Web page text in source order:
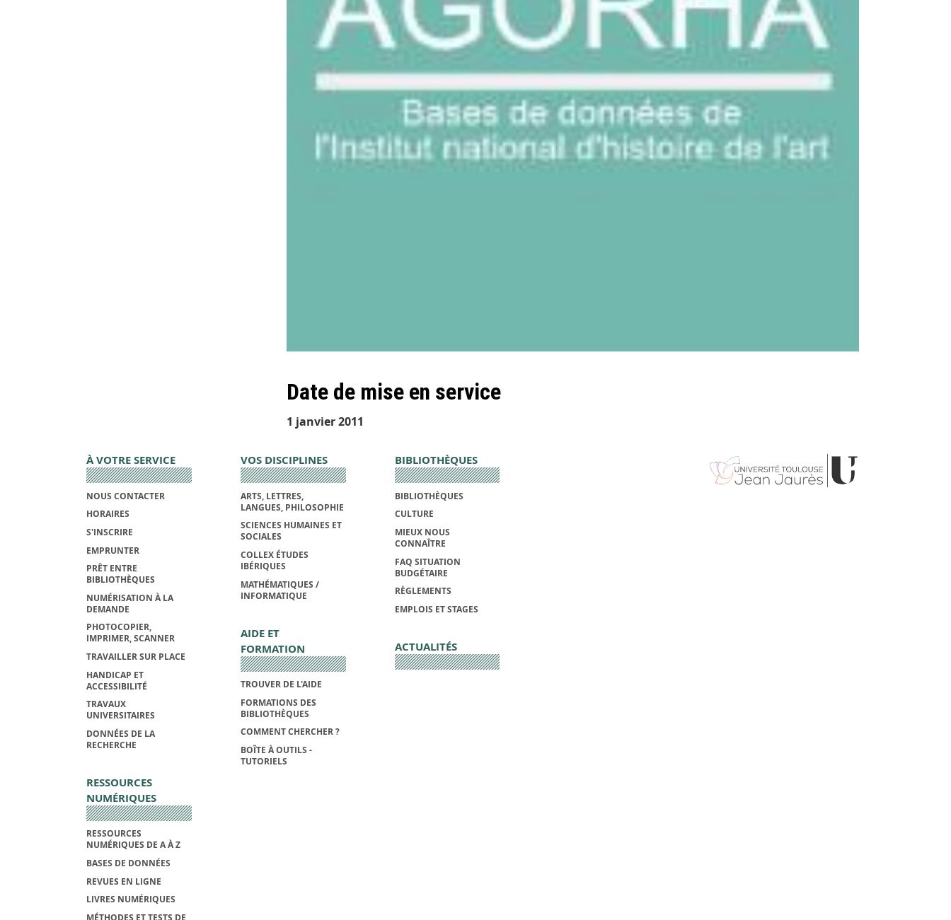
Date de mise en service
1 janvier 2011
À VOTRE SERVICE
NOUS CONTACTER
HORAIRES
S'INSCRIRE
EMPRUNTER
PRÊT ENTRE
BIBLIOTHÈQUES
NUMÉRISATION À LA
DEMANDE
PHOTOCOPIER,
IMPRIMER, SCANNER
TRAVAILLER SUR PLACE
HANDICAP ET
ACCESSIBILITÉ
TRAVAUX
UNIVERSITAIRES
DONNÉES DE LA
RECHERCHE
RESSOURCES
NUMÉRIQUES
RESSOURCES
NUMÉRIQUES DE A À Z
BASES DE DONNÉES
REVUES EN LIGNE
LIVRES NUMÉRIQUES
MÉTHODES ET TESTS DE
VOS DISCIPLINES
ARTS, LETTRES,
LANGUES, PHILOSOPHIE
SCIENCES HUMAINES ET
SOCIALES
COLLEX ÉTUDES
IBÉRIQUES
MATHÉMATIQUES /
INFORMATIQUE
AIDE ET
FORMATION
TROUVER DE L'AIDE
FORMATIONS DES
BIBLIOTHÈQUES
COMMENT CHERCHER ?
BOÎTE À OUTILS -
TUTORIELS
BIBLIOTHÈQUES
BIBLIOTHÈQUES
CULTURE
MIEUX NOUS
CONNAÎTRE
FAQ SITUATION
BUDGÉTAIRE
RÈGLEMENTS
EMPLOIS ET STAGES
ACTUALITÉS